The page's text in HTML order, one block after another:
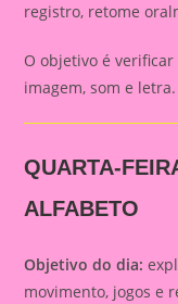
registro, retome
O objetivo é
imagem, som e letra.
QUARTA-
ALFABETO
Objetivo do dia:
movimento, jogos e